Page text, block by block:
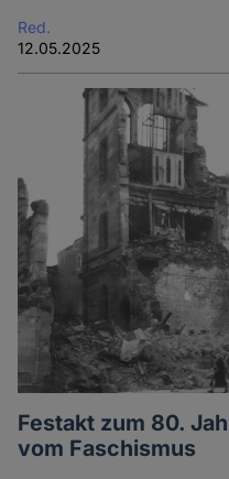
Red.
12.05.2025
Festakt zum 80.
vom Faschismus